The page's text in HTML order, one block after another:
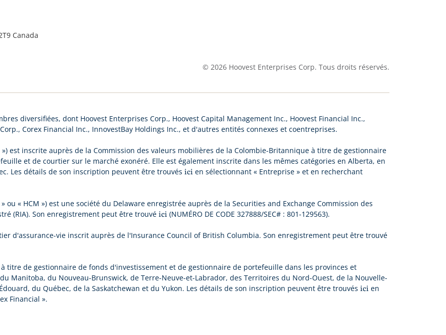
Canada
© 2026Hoovest Enterprises Corp. Tous droits réservés.
diversifiées, dont Hoovest Enterprises Corp., Hoovest Capital Management Inc., Hoovest Financial Inc.,
Corex Financial Inc., InnovestBay Holdings Inc., et d'autres entités connexes et coentreprises.
») est inscrite auprès de la Commission des valeurs mobilières de la Colombie-Britannique à titre de gestionnaire
et de courtier sur le marché exonéré. Elle est également inscrite dans les mêmes catégories en Alberta, en
Les détails de son inscription peuvent être trouvés ici en sélectionnant « Entreprise » et en recherchant
ou « HCM ») est une société du Delaware enregistrée auprès de la Securities and Exchange Commission des
(RIA). Son enregistrement peut être trouvé ici (NUMÉRO DE CODE 327888/SEC# : 801-129563).
d'assurance-vie inscrit auprès de l'Insurance Council of British Columbia. Son enregistrement peut être trouvé
à titre de gestionnaire de fonds d'investissement et de gestionnaire de portefeuille dans les provinces et
Manitoba, du Nouveau-Brunswick, de Terre-Neuve-et-Labrador, des Territoires du Nord-Ouest, de la Nouvelle-
du Québec, de la Saskatchewan et du Yukon. Les détails de son inscription peuvent être trouvés ici en
Financial ».